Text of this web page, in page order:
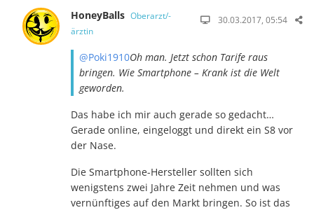
HoneyBalls Oberarzt/-
ärztin
30.03.2017, 05:54
@Poki1910Oh man. Jetzt schon Tarife raus
bringen. Wie Smartphone – Krank ist die Welt
geworden.
Das habe ich mir auch gerade so gedacht…
Gerade online, eingeloggt und direkt ein S8 vor
der Nase.
Die Smartphone-Hersteller sollten sich
wenigstens zwei Jahre Zeit nehmen und was
vernünftiges auf den Markt bringen. So ist das